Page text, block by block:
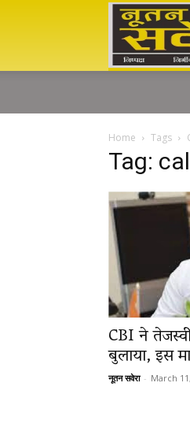
Home Tags
Tag:
CBI ने
बुलाया, इस
नूतन सवेरा - March